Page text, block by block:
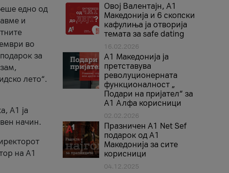
едно од
и
во
за
лето“.
A1 ја
начин.
на A1
Овој Валентајн, A1
Македонија и 6 скопски
кафулиња ја отворија
темата за safe dating
16.02.2026
А1 Македонија ја
претставува
револуционерната
функционалност „
Подари на пријател“ за
А1 Алфа корисници
02.02.2026
Празничен A1 Net Sеf
подарок од А1
Македонија за сите
корисници
04.12.2025